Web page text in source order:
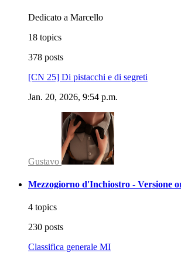
Dedicato a Marcello
18 topics
378 posts
[CN 25] Di pistacchi e di segreti
Jan. 20, 2026, 9:54 p.m.
Gustavo
Mezzogiorno d'Inchiostro - Versione
4 topics
230 posts
Classifica generale MI